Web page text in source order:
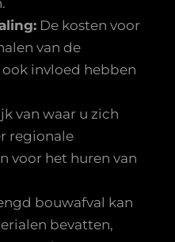
De kosten voor
van de
invloed hebben
van waar u zich
regionale
voor het huren van
bouwafval kan
bevatten,